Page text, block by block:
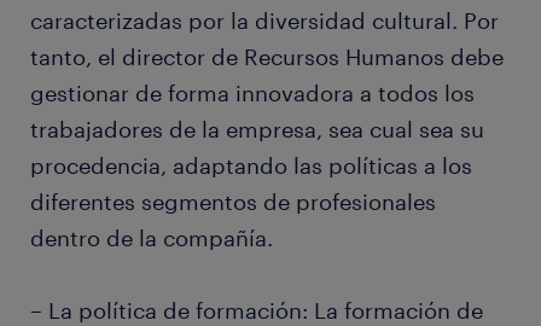
caracterizadas por la diversidad cultural. Por
tanto, el director de Recursos Humanos debe
gestionar de forma innovadora a todos los
trabajadores de la empresa, sea cual sea su
procedencia, adaptando las políticas a los
diferentes segmentos de profesionales
dentro de la compañía.
– La política de formación: La formación de